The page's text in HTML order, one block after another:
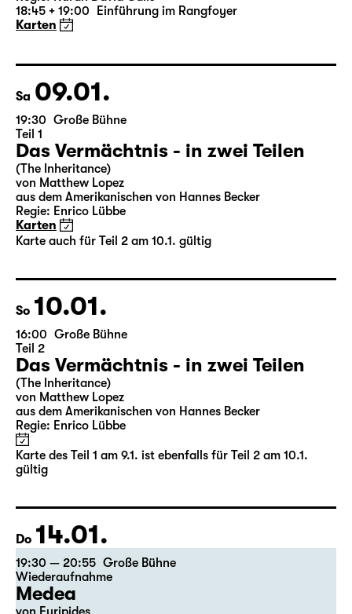
19:30 — 22:35 Große Bühne
Die Jungfrau von Orleans
18:45 + 19:00 Einführung im Rangfoyer
Karten
Sa 09.01.
19:30 Große Bühne
Teil 1
Das Vermächtnis - in zwei Teilen
(The Inheritance)
von Matthew Lopez
Karten
Karte auch für Teil 2 am 10.1. gültig
So 10.01.
16:00 Große Bühne
Teil 2
Das Vermächtnis - in zwei Teilen
(The Inheritance)
von Matthew Lopez
aus dem Amerikanischen von Hannes Becker
gültig
Do 14.01.